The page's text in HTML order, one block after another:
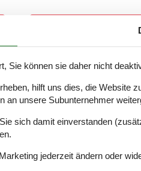
Gandia, Valencia
Garachico -
Sie können sie daher nicht
hilft uns dies, die Website
an unsere Subunternehmer
sich damit einverstanden
jederzeit ändern oder